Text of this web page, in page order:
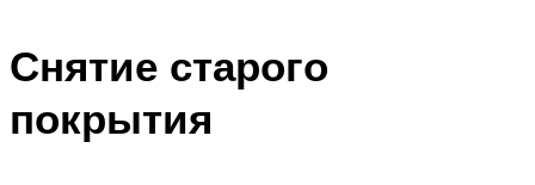
Снятие старого
покрытия